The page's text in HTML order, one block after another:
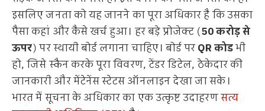
इसलिए जनता को यह जानने का पूरा अधिकार है कि उसका
पैसा कहां और कैसे खर्च हुआ। हर बड़े प्रोजेक्ट (50 करोड़ से
ऊपर) पर स्थायी बोर्ड लगाना चाहिए। बोर्ड परQR कोडभी
हो, जिसे स्कैन करके पूरा विवरण, टेंडर डिटेल, ठेकेदार की
जानकारी और मेंटेनेंस स्टेटस ऑनलाइन देखा जा सके।
भारत में सूचना के अधिकार का एक उत्कृष्ट उदाहरणसत्य